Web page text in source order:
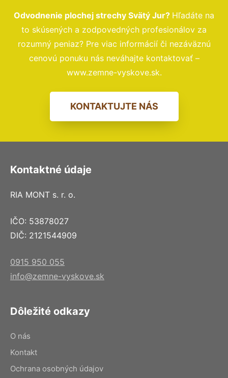
Odvodnenie plochej strechy Svätý Jur? Hľadáte na
to skúsených a zodpovedných profesionálov za
rozumný peniaz? Pre viac informácií či nezáväznú
cenovú ponuku nás neváhajte kontaktovať –
www.zemne-vyskove.sk.
KONTAKTUJTE NÁS
Kontaktné údaje
RIA MONT s. r. o.
IČO: 53878027
DIČ: 2121544909
0915 950 055
info@zemne-vyskove.sk
Dôležité odkazy
O nás
Kontakt
Ochrana osobných údajov